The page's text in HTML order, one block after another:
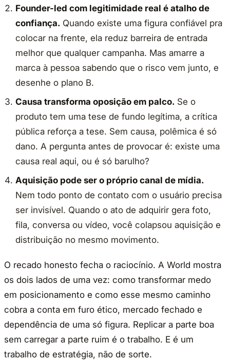
Founder-led com legitimidade real é atalho de
confiança. Quando existe uma figura confiável pra
colocar na frente, ela reduz barreira de entrada
melhor que qualquer campanha. Mas amarre a
marca à pessoa sabendo que o risco vem junto, e
desenhe o plano B.
Causa transforma oposição em palco. Se o
produto tem uma tese de fundo legítima, a crítica
pública reforça a tese. Sem causa, polêmica é só
dano. A pergunta antes de provocar é: existe uma
causa real aqui, ou é só barulho?
Aquisição pode ser o próprio canal de mídia.
Nem todo ponto de contato com o usuário precisa
ser invisível. Quando o ato de adquirir gera foto,
fila, conversa ou vídeo, você colapsou aquisição e
distribuição no mesmo movimento.
O recado honesto fecha o raciocínio. A World mostra
os dois lados de uma vez: como transformar medo
em posicionamento e como esse mesmo caminho
cobra a conta em furo ético, mercado fechado e
dependência de uma só figura. Replicar a parte boa
sem carregar a parte ruim é o trabalho. E é um
trabalho de estratégia, não de sorte.